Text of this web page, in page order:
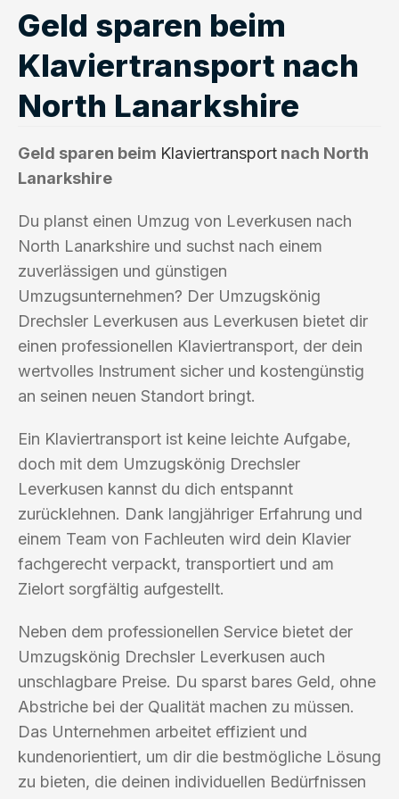
Geld sparen beim
Klaviertransport nach
North Lanarkshire
Geld sparen beim Klaviertransport nach North
Lanarkshire
Du planst einen Umzug von Leverkusen nach
North Lanarkshire und suchst nach einem
zuverlässigen und günstigen
Umzugsunternehmen? Der Umzugskönig
Drechsler Leverkusen aus Leverkusen bietet dir
einen professionellen Klaviertransport, der dein
wertvolles Instrument sicher und kostengünstig
an seinen neuen Standort bringt.
Ein Klaviertransport ist keine leichte Aufgabe,
doch mit dem Umzugskönig Drechsler
Leverkusen kannst du dich entspannt
zurücklehnen. Dank langjähriger Erfahrung und
einem Team von Fachleuten wird dein Klavier
fachgerecht verpackt, transportiert und am
Zielort sorgfältig aufgestellt.
Neben dem professionellen Service bietet der
Umzugskönig Drechsler Leverkusen auch
unschlagbare Preise. Du sparst bares Geld, ohne
Abstriche bei der Qualität machen zu müssen.
Das Unternehmen arbeitet effizient und
kundenorientiert, um dir die bestmögliche Lösung
zu bieten, die deinen individuellen Bedürfnissen